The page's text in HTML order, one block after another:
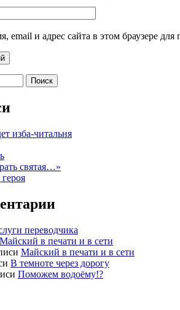
email и адрес сайта в этом браузере
изба-читальня
святая…»
переводчика
Майский в печати и в сети
Майский в печати и в сети
В темноте через дорогу
Поможем водоёму!?